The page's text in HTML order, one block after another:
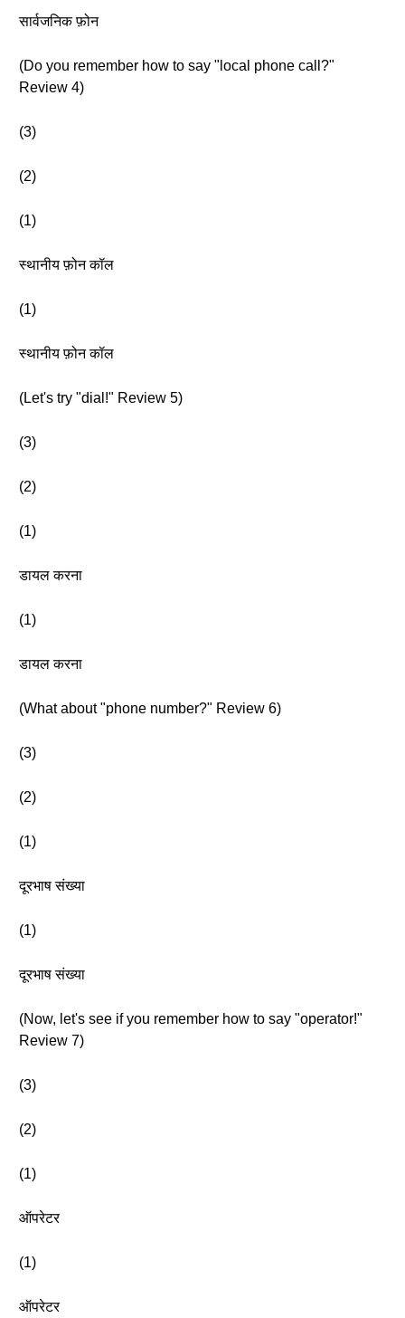
सार्वजनिक फ़ोन
(Do you remember how to say "local phone call?"
Review 4)
(3)
(2)
(1)
स्थानीय फ़ोन कॉल
(1)
स्थानीय फ़ोन कॉल
(Let's try "dial!" Review 5)
(3)
(2)
(1)
डायल करना
(1)
डायल करना
(What about "phone number?" Review 6)
(3)
(2)
(1)
दूरभाष संख्या
(1)
दूरभाष संख्या
(Now, let's see if you remember how to say "operator!"
Review 7)
(3)
(2)
(1)
ऑपरेटर
(1)
ऑपरेटर